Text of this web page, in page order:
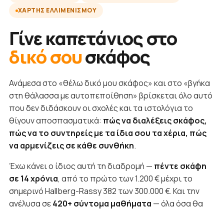
ΧΆΡΤΗΣ ΕΛΛΙΜΕΝΙΣΜΟΎ
Γίνε καπετάνιος στο
δικό σουσκάφος
Ανάμεσα στο «θέλω δικό μου σκάφος» και στο «βγήκα
στη θάλασσα με αυτοπεποίθηση» βρίσκεται όλο αυτό
που δεν διδάσκουν οι σχολές και τα ιστολόγια το
θίγουν αποσπασματικά: πώς να διαλέξεις σκάφος,
πώς να το συντηρείς με τα ίδια σου τα χέρια, πώς
να αρμενίζεις σε κάθε συνθήκη.
Έχω κάνει ο ίδιος αυτή τη διαδρομή — πέντε σκάφη
σε 14 χρόνια, από το πρώτο των 1.200 € μέχρι το
σημερινό Hallberg-Rassy 382 των 300.000 €. Και την
ανέλυσα σε420+ σύντομα μαθήματα — όλα όσα θα